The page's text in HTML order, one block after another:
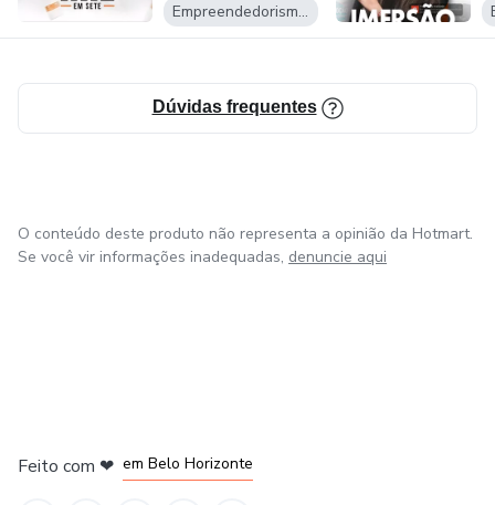
Empreendedorismo Digital
Dúvidas frequentes
O conteúdo deste produto não representa a opinião da Hotmart.
Se você vir informações inadequadas, denuncie aqui
Feito com ❤ em Belo Horizonte